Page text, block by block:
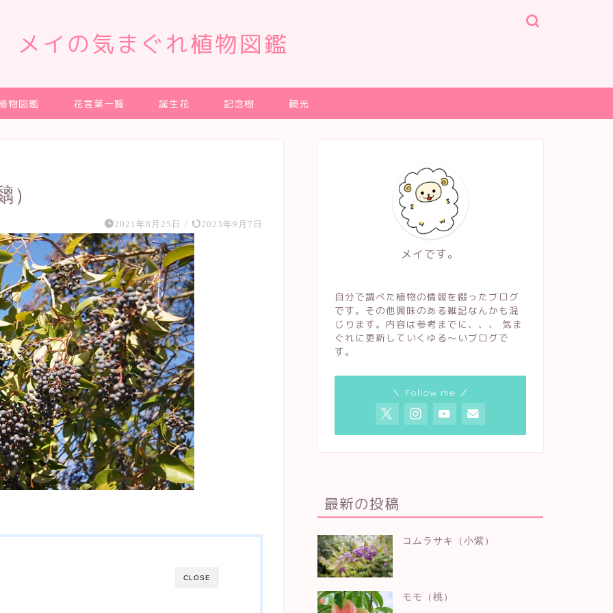
メイの気まぐれ植物図鑑
物図鑑 花言葉一覧 誕生花 記念樹 観光
2021年8月25日 / 2023年9月7日
CLOSE
メイです。
自分で調べた植物の情報を綴ったブログ
です。その他興味のある雑記なんかも混
じります。内容は参考までに、、、 気ま
ぐれに更新していくゆる〜いブログで
す。
＼ Follow me ／
最新の投稿
コムラサキ（小紫）
モモ（桃）